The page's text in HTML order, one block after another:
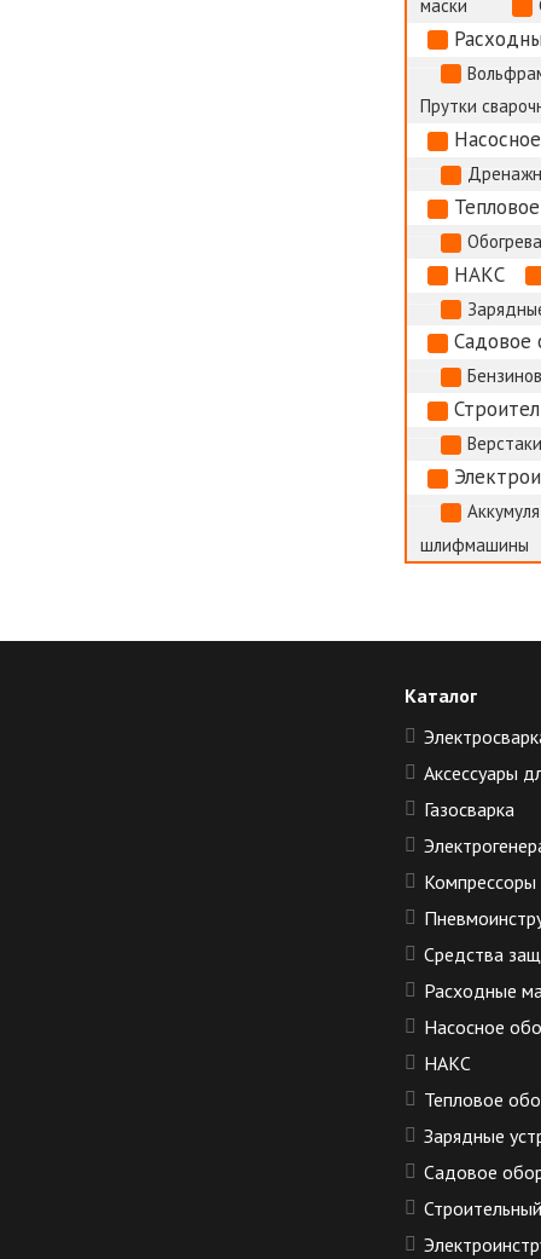
маски
Прутки
НАКС
Садовое
шлифмашины
Каталог
Аксессуары
Газосварка
Компрессоры
Средства
Расходные
Насосное
НАКС
Тепловое
Зарядные
Садовое